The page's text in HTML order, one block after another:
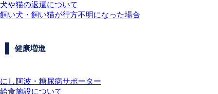
犬や猫の返還について
飼い犬・飼い猫が行方不明になった場合
健康増進
にし阿波・糖尿病サポーター
給食施設について